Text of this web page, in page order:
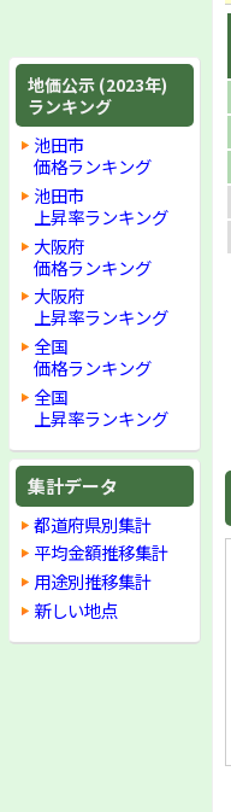
地価公示 (2023年)
ランキング
池田市
価格ランキング
池田市
上昇率ランキング
大阪府
価格ランキング
大阪府
上昇率ランキング
全国
価格ランキング
全国
上昇率ランキング
集計データ
都道府県別集計
平均金額推移集計
用途別推移集計
新しい地点